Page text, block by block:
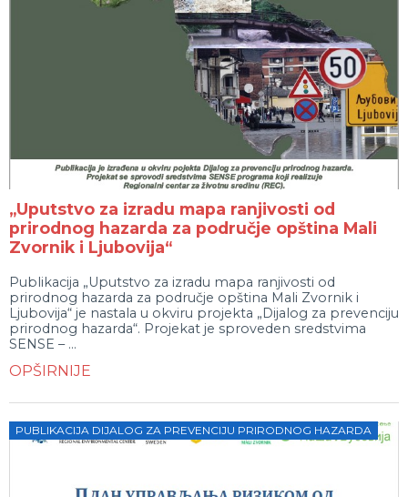
„Uputstvo za izradu mapa ranjivosti od
prirodnog hazarda za područje opština Mali
Zvornik i Ljubovija“
Publikacija „Uputstvo za izradu mapa ranjivosti od
prirodnog hazarda za područje opština Mali Zvornik i
Ljubovija“ je nastala u okviru projekta „Dijalog za prevenciju
prirodnog hazarda“. Projekat je sproveden sredstvima
SENSE – ...
OPŠIRNIJE
PUBLIKACIJA DIJALOG ZA PREVENCIJU PRIRODNOG HAZARDA